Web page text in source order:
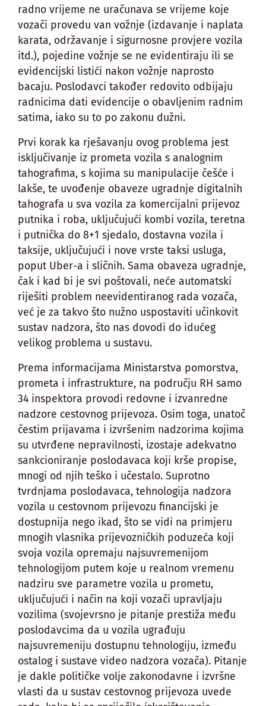
radno vrijeme ne uračunava se vrijeme koje
vozači provedu van vožnje (izdavanje i naplata
karata, održavanje i sigurnosne provjere vozila
itd.), pojedine vožnje se ne evidentiraju ili se
evidencijski listići nakon vožnje naprosto
bacaju. Poslodavci također redovito odbijaju
radnicima dati evidencije o obavljenim radnim
satima, iako su to po zakonu dužni.
Prvi korak ka rješavanju ovog problema jest
isključivanje iz prometa vozila s analognim
tahografima, s kojima su manipulacije češće i
lakše, te uvođenje obaveze ugradnje digitalnih
tahografa u sva vozila za komercijalni prijevoz
putnika i roba, uključujući kombi vozila, teretna
i putnička do 8+1 sjedalo, dostavna vozila i
taksije, uključujući i nove vrste taksi usluga,
poput Uber-a i sličnih. Sama obaveza ugradnje,
čak i kad bi je svi poštovali, neće automatski
riješiti problem neevidentiranog rada vozača,
već je za takvo što nužno uspostaviti učinkovit
sustav nadzora, što nas dovodi do idućeg
velikog problema u sustavu.
Prema informacijama Ministarstva pomorstva,
prometa i infrastrukture, na području RH samo
34 inspektora provodi redovne i izvanredne
nadzore cestovnog prijevoza. Osim toga, unatoč
čestim prijavama i izvršenim nadzorima kojima
su utvrđene nepravilnosti, izostaje adekvatno
sankcioniranje poslodavaca koji krše propise,
mnogi od njih teško i učestalo. Suprotno
tvrdnjama poslodavaca, tehnologija nadzora
vozila u cestovnom prijevozu financijski je
dostupnija nego ikad, što se vidi na primjeru
mnogih vlasnika prijevozničkih poduzeća koji
svoja vozila opremaju najsuvremenijom
tehnologijom putem koje u realnom vremenu
nadziru sve parametre vozila u prometu,
uključujući i način na koji vozači upravljaju
vozilima (svojevrsno je pitanje prestiža među
poslodavcima da u vozila ugrađuju
najsuvremeniju dostupnu tehnologiju, između
ostalog i sustave video nadzora vozača). Pitanje
je dakle političke volje zakonodavne i izvršne
vlasti da u sustav cestovnog prijevoza uvede